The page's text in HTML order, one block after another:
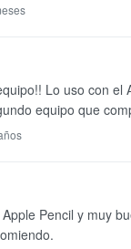
Lo uso con el
equipo que
Pencil y muy